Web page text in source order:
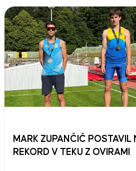
MARK ZUPANČIČ POSTAVIL
REKORD V TEKU Z OVIRAMI